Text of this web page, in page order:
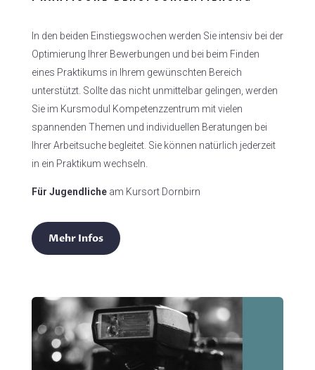
In den beiden Einstiegswochen werden Sie intensiv bei der
Optimierung Ihrer Bewerbungen und bei beim Finden
eines Praktikums in Ihrem gewünschten Bereich
unterstützt. Sollte das nicht unmittelbar gelingen, werden
Sie im Kursmodul Kompetenzzentrum mit vielen
spannenden Themen und individuellen Beratungen bei
Ihrer Arbeitsuche begleitet. Sie können natürlich jederzeit
in ein Praktikum wechseln.
Für Jugendliche am Kursort Dornbirn
Mehr Infos